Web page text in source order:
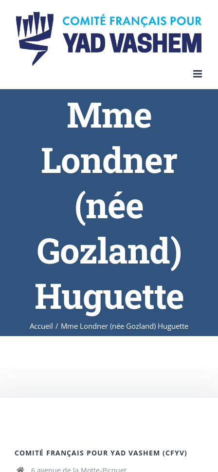
content
Mme
Londner
(née
Gozland)
Huguette
Accueil / Mme Londner (née Gozland) Huguette
COMITÉ FRANÇAIS POUR YAD VASHEM (CFYV)